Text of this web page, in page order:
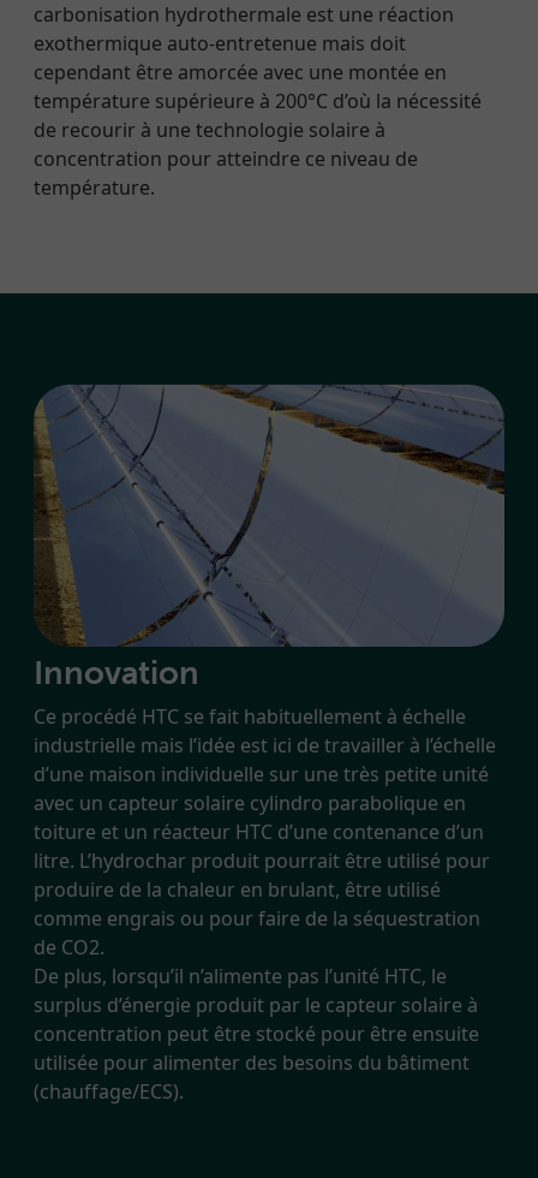
carbonisation hydrothermale est une réaction
exothermique auto-entretenue mais doit
cependant être amorcée avec une montée en
température supérieure à 200°C d’où la nécessité
de recourir à une technologie solaire à
concentration pour atteindre ce niveau de
température.
Innovation
Ce procédé HTC se fait habituellement à échelle
industrielle mais l’idée est ici de travailler à l’échelle
d’une maison individuelle sur une très petite unité
avec un capteur solaire cylindro parabolique en
toiture et un réacteur HTC d’une contenance d’un
litre. L’hydrochar produit pourrait être utilisé pour
produire de la chaleur en brulant, être utilisé
comme engrais ou pour faire de la séquestration
de CO2.
De plus, lorsqu’il n’alimente pas l’unité HTC, le
surplus d’énergie produit par le capteur solaire à
concentration peut être stocké pour être ensuite
utilisée pour alimenter des besoins du bâtiment
(chauffage/ECS).